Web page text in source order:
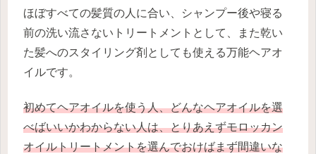
ほぼすべての髪質の人に合い、シャンプー後や寝る
前の洗い流さないトリートメントとして、また乾い
た髪へのスタイリング剤としても使える万能ヘアオ
イルです。
初めてヘアオイルを使う人、どんなヘアオイルを選
べばいいかわからない人は、とりあえずモロッカン
オイルトリートメントを選んでおけばまず間違いな